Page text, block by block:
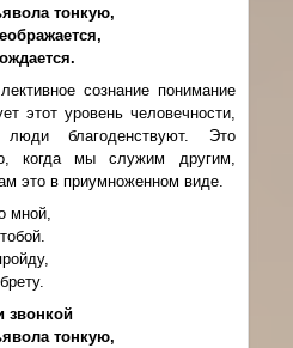
тонкую,
сознание понимание
этот уровень человечности,
благоденствуют. Это
когда мы служим другим,
это в приумноженном виде.
мной,
звонкой
тонкую,